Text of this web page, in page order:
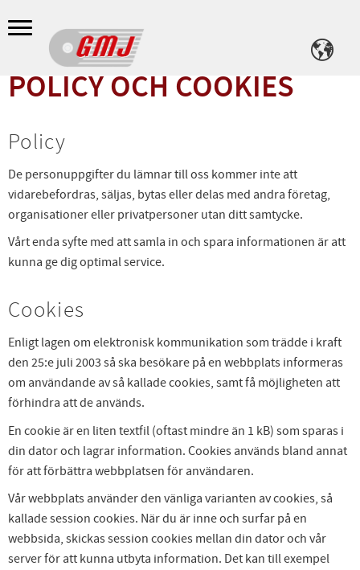
Meny
POLICY OCH COOKIES
Policy
De personuppgifter du lämnar till oss kommer inte att
vidarebefordras, säljas, bytas eller delas med andra företag,
organisationer eller privatpersoner utan ditt samtycke.
Vårt enda syfte med att samla in och spara informationen är att
kunna ge dig optimal service.
Cookies
Enligt lagen om elektronisk kommunikation som trädde i kraft
den 25:e juli 2003 så ska besökare på en webbplats informeras
om användande av så kallade cookies, samt få möjligheten att
förhindra att de används.
En cookie är en liten textfil (oftast mindre än 1 kB) som sparas i
din dator och lagrar information. Cookies används bland annat
för att förbättra webbplatsen för användaren.
Vår webbplats använder den vänliga varianten av cookies, så
kallade session cookies. När du är inne och surfar på en
webbsida, skickas session cookies mellan din dator och vår
server för att kunna utbyta information. Det kan till exempel